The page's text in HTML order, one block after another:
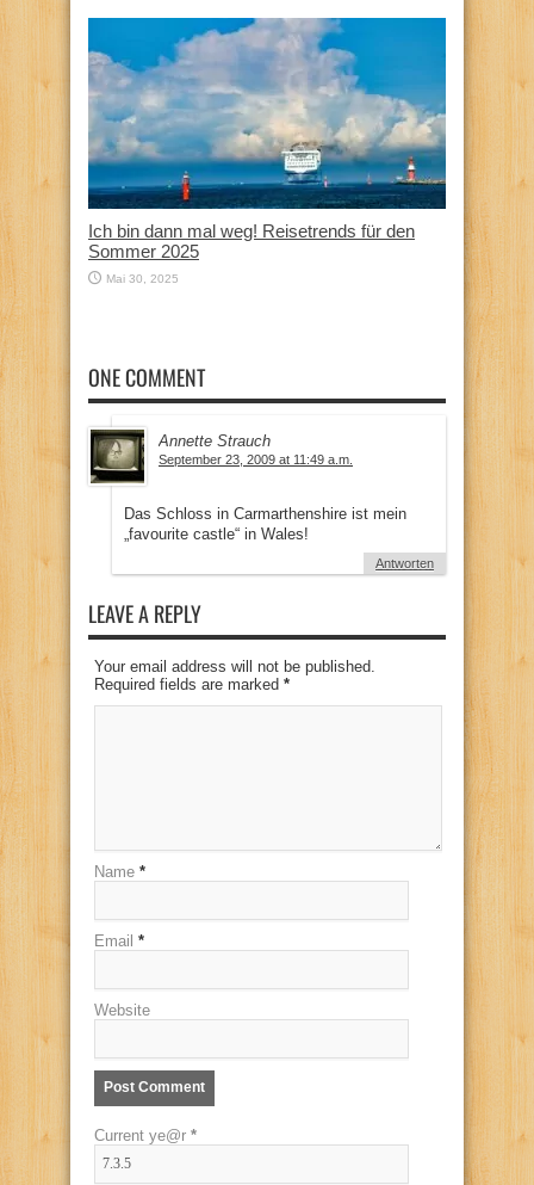
Ich bin dann mal weg! Reisetrends für den
Sommer 2025
Mai 30, 2025
ONE COMMENT
Annette Strauch
September 23, 2009 at 11:49 a.m.
Das Schloss in Carmarthenshire ist mein
„favourite castle“ in Wales!
Antworten
LEAVE A REPLY
Your email address will not be published.
Required fields are marked *
Name *
Email *
Website
Current ye@r *